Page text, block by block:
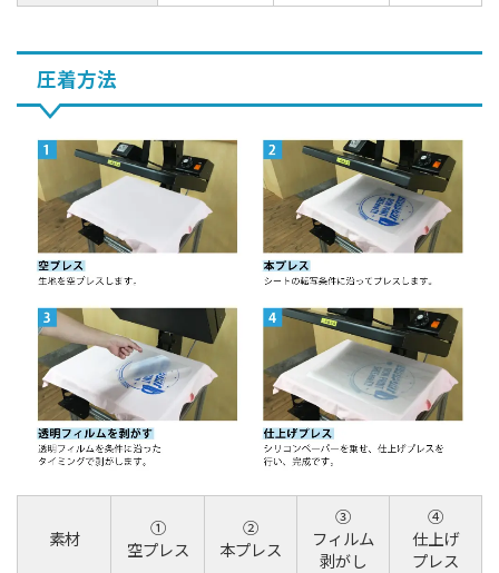
圧着方法
素材
①
空プレス
②
本プレス
③
フィルム
剥がし
④
仕上げ
プレス